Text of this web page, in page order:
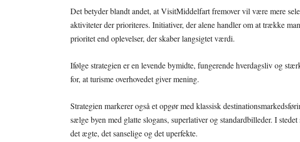
Det betyder blandt andet, at VisitMiddelfart fremover vil være mere
aktiviteter der prioriteres. Initiativer, der alene handler om at trække
prioritet end oplevelser, der skaber langsigtet værdi.
Ifølge strategien er en levende bymidte, fungerende hverdagsliv og
for, at turisme overhovedet giver mening.
Strategien markerer også et opgør med klassisk
sælge byen med glatte slogans, superlativer og standardbilleder. I
det ægte, det sanselige og det uperfekte.